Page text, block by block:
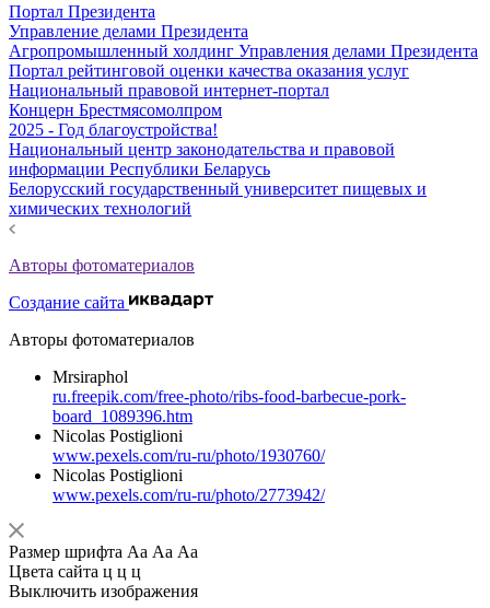
Портал Президента
Управление делами Президента
Агропромышленный холдинг Управления делами Президента
Портал рейтинговой оценки качества оказания услуг
Национальный правовой интернет-портал
Концерн Брестмясомолпром
2025 - Год благоустройства!
Национальный центр законодательства и правовой
информации Республики Беларусь
Белорусский государственный университет пищевых и
химических технологий
Авторы фотоматериалов
Создание сайта
Авторы фотоматериалов
Mrsiraphol
ru.freepik.com/free-photo/ribs-food-barbecue-pork-
board_1089396.htm
Nicolas Postiglioni
www.pexels.com/ru-ru/photo/1930760/
Nicolas Postiglioni
www.pexels.com/ru-ru/photo/2773942/
Размер шрифта Аа Аа Аа
Цвета сайта ц ц ц
Выключить изображения